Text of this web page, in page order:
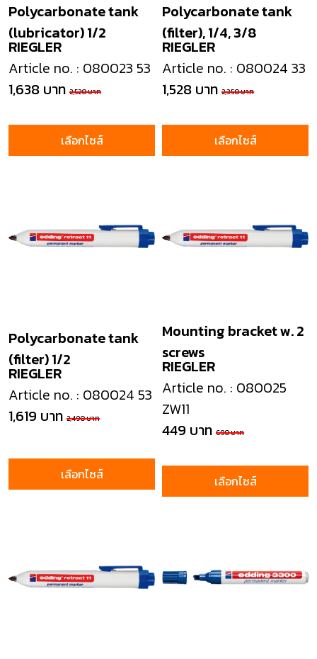
RIEGLER
Polycarbonate tank
(lubricator) 1/2
Article no. : 080023 53
1,638 บาท 2,520 บาท
เลือกไซส์
RIEGLER
Polycarbonate tank
(filter), 1/4, 3/8
Article no. : 080024 33
1,528 บาท 2,350 บาท
เลือกไซส์
RIEGLER
Polycarbonate tank
(filter) 1/2
Article no. : 080024 53
1,619 บาท 2,490 บาท
เลือกไซส์
RIEGLER
Mounting bracket w. 2
screws
Article no. : 080025
ZW11
449 บาท 690 บาท
เลือกไซส์